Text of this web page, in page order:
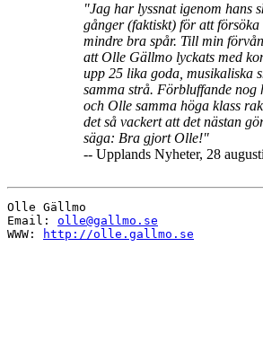
"Jag har lyssnat igenom hans
gånger (faktiskt) för att
mindre bra spår. Till min
att Olle Gällmo lyckats med
upp 25 lika goda, musikaliska
samma strå. Förbluffande nog
och Olle samma höga klass
det så vackert att det nästan
säga: Bra gjort Olle!"
-- Upplands Nyheter, 28
Olle Gällmo
Email: olle@gallmo.se
WWW:
http://olle.gallmo.se